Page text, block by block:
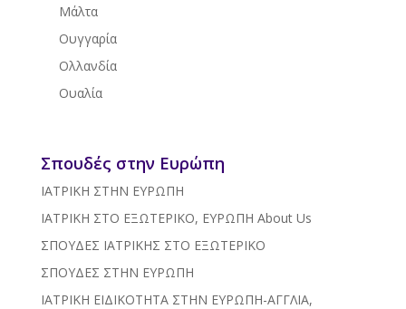
Μάλτα
Ουγγαρία
Ολλανδία
Ουαλία
Σπουδές στην Ευρώπη
ΙΑΤΡΙΚΗ ΣΤΗΝ ΕΥΡΩΠΗ
ΙΑΤΡΙΚΗ ΣΤΟ ΕΞΩΤΕΡΙΚΟ, ΕΥΡΩΠΗ About Us
ΣΠΟΥΔΕΣ ΙΑΤΡΙΚΗΣ ΣΤΟ ΕΞΩΤΕΡΙΚΟ
ΣΠΟΥΔΕΣ ΣΤΗΝ ΕΥΡΩΠΗ
ΙΑΤΡΙΚΗ ΕΙΔΙΚΟΤΗΤΑ ΣΤΗΝ ΕΥΡΩΠΗ-ΑΓΓΛΙΑ,